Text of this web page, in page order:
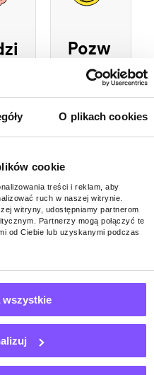
O plikach cookies
cookie
treści i reklam, aby
ruch w naszej witrynie.
witryny, udostępniamy partnerom
Partnerzy mogą połączyć te
od Ciebie lub uzyskanymi podczas
wszystkie
Pozw
swoj
emu
pasy
mu
doch
odo
wi
płyn
ąć
Gdy